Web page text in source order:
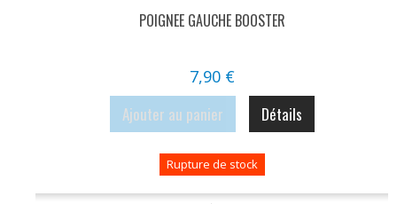
POIGNEE GAUCHE BOOSTER
7,90 €
Ajouter au panier Détails
Rupture de stock